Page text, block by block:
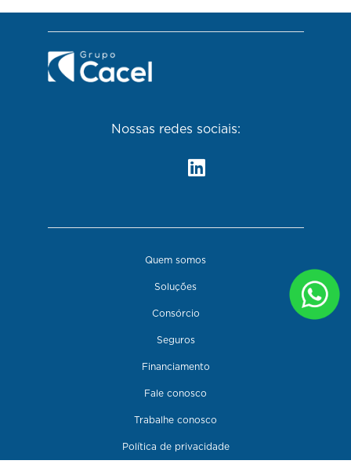
Nossas redes sociais:
Quem somos
Soluções
Consórcio
Seguros
Financiamento
Fale conosco
Trabalhe conosco
Política de privacidade